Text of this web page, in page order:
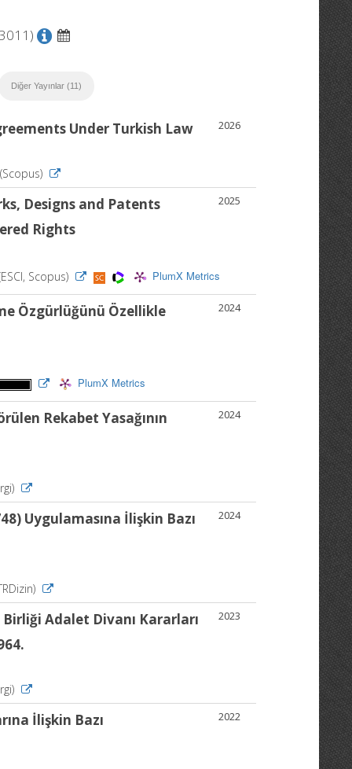
Diğer Yayınlar (11)
2026
Under Turkish Law
2025
Designs and Patents
Rights
Scopus) PlumX Metrics
2024
Özgürlüğünü Özellikle
PlumX Metrics
2024
Rekabet Yasağının
2024
Uygulamasına İlişkin Bazı
2023
Adalet Divanı Kararları
2022
İlişkin Bazı